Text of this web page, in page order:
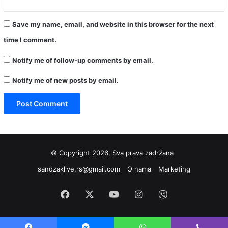
Save my name, email, and website in this browser for the next
time I comment.
Notify me of follow-up comments by email.
Notify me of new posts by email.
© Copyright 2026, Sva prava zadržana
sandzaklive.rs@gmail.com
O nama Marketing
Facebook YouTubeInstagram
Viber